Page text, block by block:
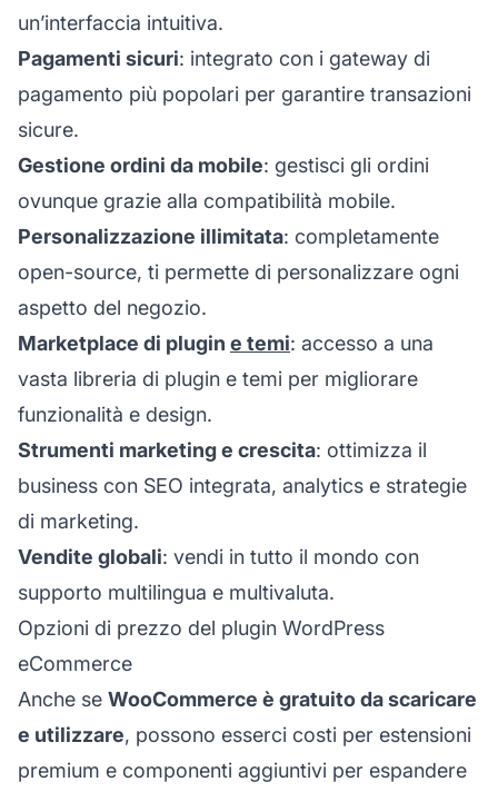
un’interfaccia intuitiva.
Pagamenti sicuri: integrato con i gateway di
pagamento più popolari per garantire transazioni
sicure.
Gestione ordini da mobile: gestisci gli ordini
ovunque grazie alla compatibilità mobile.
Personalizzazione illimitata: completamente
open-source, ti permette di personalizzare ogni
aspetto del negozio.
Marketplace di plugin e temi: accesso a una
vasta libreria di plugin e temi per migliorare
funzionalità e design.
Strumenti marketing e crescita: ottimizza il
business con SEO integrata, analytics e strategie
di marketing.
Vendite globali: vendi in tutto il mondo con
supporto multilingua e multivaluta.
Opzioni di prezzo del plugin WordPress
eCommerce
Anche se WooCommerce è gratuito da scaricare
e utilizzare, possono esserci costi per estensioni
premium e componenti aggiuntivi per espandere